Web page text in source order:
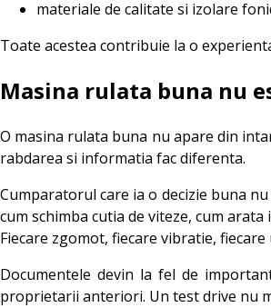
materiale de calitate si izolare
Toate acestea contribuie la o
Masina rulata buna nu
O masina rulata buna nu apare din
rabdarea si informatia fac diferenta.
Cumparatorul care ia o decizie buna
cum schimba cutia de viteze, cum
Fiecare zgomot, fiecare vibratie,
Documentele devin la fel de
proprietarii anteriori. Un test drive nu